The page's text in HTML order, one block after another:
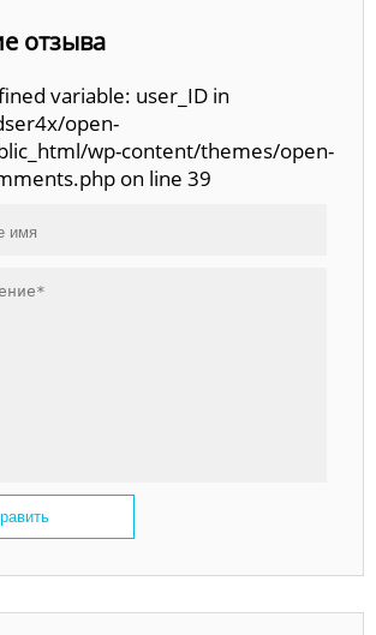
отзыва
variable: user_ID in
open-
wp-content/themes/open-
on line 39